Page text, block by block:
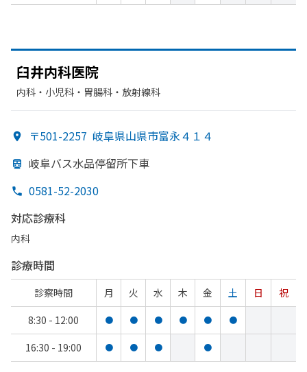
臼井内科医院
内科・​小児科・​胃腸科・​放射線科
〒501-2257 岐阜県山県市富永４１４
岐阜バス水品停留所下車
0581-52-2030
対応診療科
内科
診療時間
診察時間 月 火 水 木 金 土 日
祝
8:30 - 12:00
● ● ● ● ● ●
16:30 - 19:00 ● ● ● ●